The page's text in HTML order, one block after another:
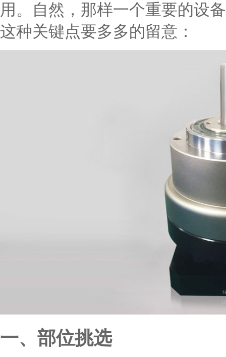
用。自然，那样一个重要的设
这种关键点要多多的留意：
一、部位挑选